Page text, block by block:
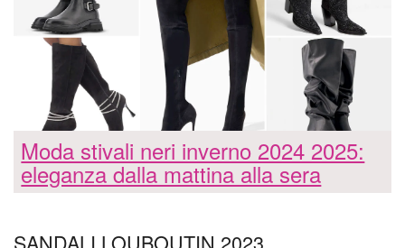
Moda stivali neri inverno 2024 2025:
eleganza dalla mattina alla sera
SANDALI LOUBOUTIN 2023